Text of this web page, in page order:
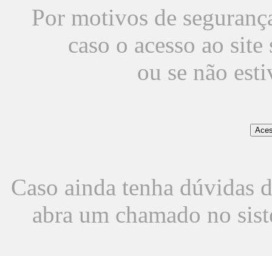
Por motivos de
caso o acesso ao
ou se não
Caso ainda tenha dúvidas
abra um chamado no